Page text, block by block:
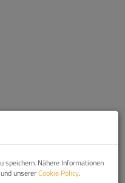
speichern. Nähere Informationen
und unsererCookie Policy.